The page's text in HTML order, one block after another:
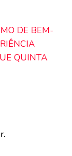
DE BEM-
QUINTA